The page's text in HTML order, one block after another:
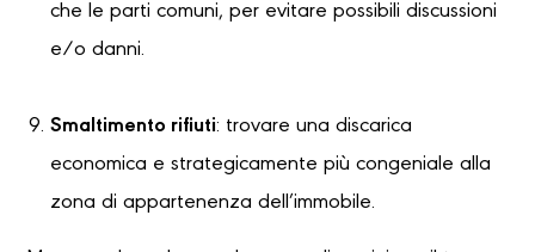
che le parti comuni, per evitare possibili discussioni
e/o danni.
Smaltimento rifiuti: trovare una discarica
economica e strategicamente più congeniale alla
zona di appartenenza dell’immobile.